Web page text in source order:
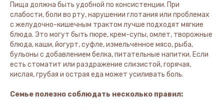
Пища должна быть удобной по консистенции. При
слабости, боли во рту, нарушении глотания или проблемах
с желудочно-кишечным трактом лучше подходят мягкие
блюда. Это могут быть пюре, крем-супы, омлет, творожные
блюда, каши, йогурт, суфле, измельченное мясо, рыба,
бульоны с добавлением белка, питательные напитки. Если
есть стоматит или раздражение слизистой, горячая,
кислая, грубая и острая еда может усиливать боль.
Семье полезно соблюдать несколько правил: